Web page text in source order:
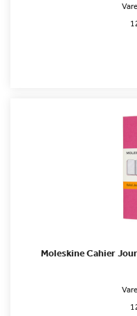
Moleskine Cahier